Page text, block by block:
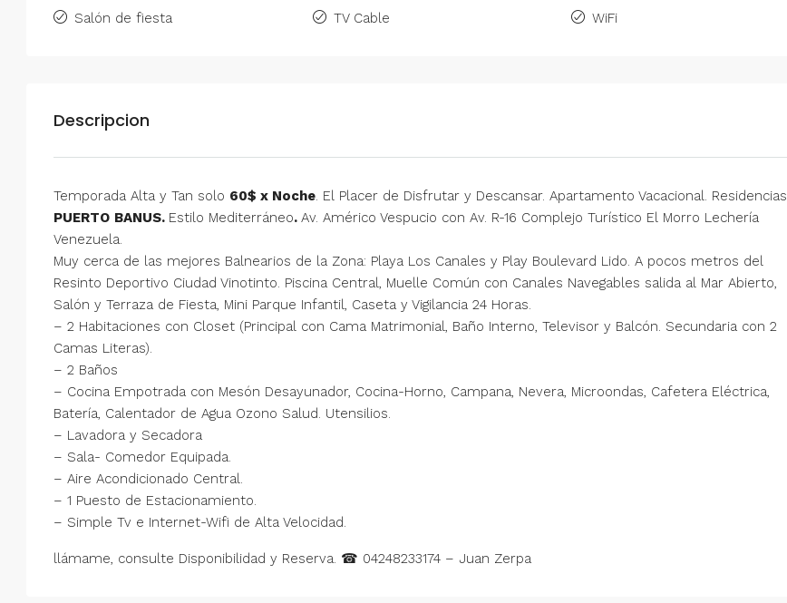
Salón de fiesta TV Cable WiFi
Descripcion
Temporada Alta y Tan solo 60$ x Noche. El Placer de Disfrutar y Descansar. Apartamento Vacacional. Residencias
PUERTO BANUS. Estilo Mediterráneo. Av. Américo Vespucio con Av. R-16 Complejo Turístico El Morro Lechería
Venezuela.
Muy cerca de las mejores Balnearios de la Zona: Playa Los Canales y Play Boulevard Lido. A pocos metros del
Resinto Deportivo Ciudad Vinotinto. Piscina Central, Muelle Común con Canales Navegables salida al Mar Abierto,
Salón y Terraza de Fiesta, Mini Parque Infantil, Caseta y Vigilancia 24 Horas.
– 2 Habitaciones con Closet (Principal con Cama Matrimonial, Baño Interno, Televisor y Balcón. Secundaria con 2
Camas Literas).
– 2 Baños
– Cocina Empotrada con Mesón Desayunador, Cocina-Horno, Campana, Nevera, Microondas, Cafetera Eléctrica,
Batería, Calentador de Agua Ozono Salud. Utensilios.
– Lavadora y Secadora
– Sala- Comedor Equipada.
– Aire Acondicionado Central.
– 1 Puesto de Estacionamiento.
– Simple Tv e Internet-Wifi de Alta Velocidad.
llámame, consulte Disponibilidad y Reserva. ☎ 04248233174 – Juan Zerpa